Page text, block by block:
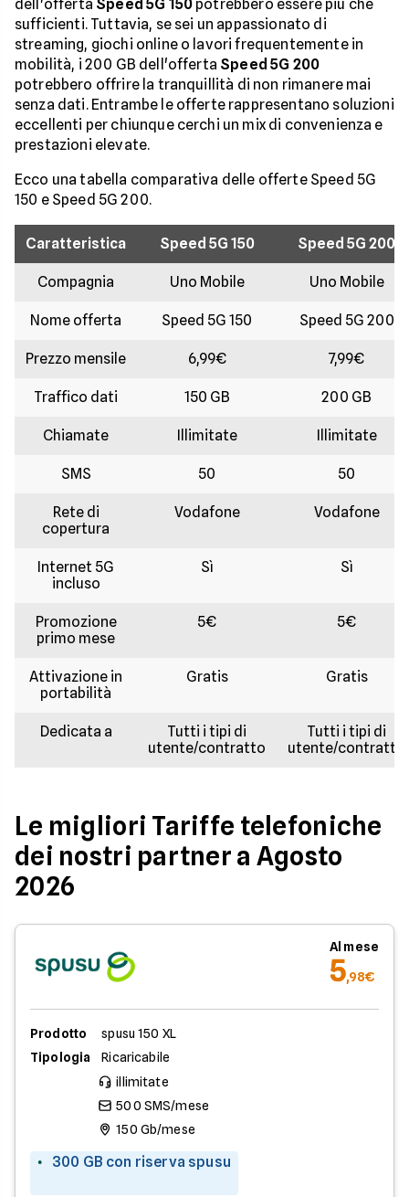
dell'offerta Speed 5G 150 potrebbero essere più che
sufficienti. Tuttavia, se sei un appassionato di
streaming, giochi online o lavori frequentemente in
mobilità, i 200 GB dell'offerta Speed 5G 200
potrebbero offrire la tranquillità di non rimanere mai
senza dati. Entrambe le offerte rappresentano soluzioni
eccellenti per chiunque cerchi un mix di convenienza e
prestazioni elevate.
Ecco una tabella comparativa delle offerte Speed 5G
150 e Speed 5G 200.
Caratteristica Speed 5G 150 Speed 5G 200
Compagnia Uno Mobile Uno Mobile
Nome offerta Speed 5G 150 Speed 5G 200
Prezzo mensile 6,99€ 7,99€
Traffico dati 150 GB 200 GB
Chiamate Illimitate Illimitate
SMS 50 50
Rete di
copertura
Vodafone Vodafone
Internet 5G
incluso
Sì Sì
Promozione
primo mese
5€ 5€
Attivazione in
portabilità
Gratis Gratis
Dedicata a
Tutti i tipi di
utente/contratto
Tutti i tipi di
utente/contratto
Le migliori Tariffe telefoniche
dei nostri partner a Agosto
2026
Al mese
5,98€
Prodotto
spusu 150 XL
Tipologia
Ricaricabile
illimitate
500 SMS/mese
150 Gb/mese
300 GB con riserva spusu